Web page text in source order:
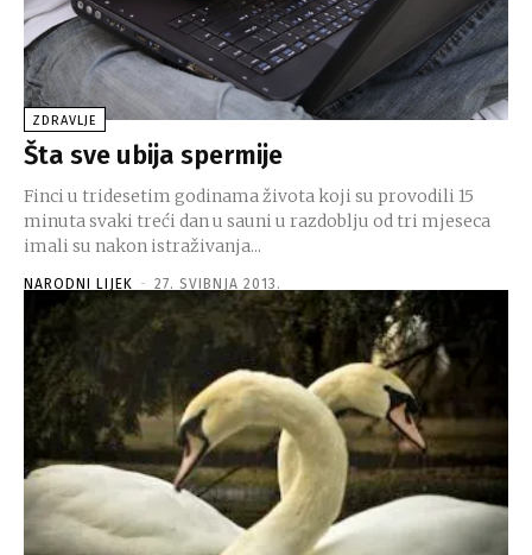
ZDRAVLJE
Šta sve ubija spermije
Finci u tridesetim godinama života koji su provodili 15
minuta svaki treći dan u sauni u razdoblju od tri mjeseca
imali su nakon istraživanja...
NARODNI LIJEK - 27. SVIBNJA 2013.